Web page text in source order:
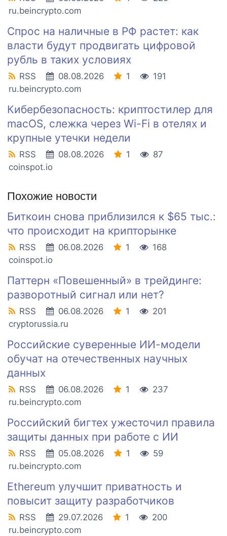
ru.beincrypto.com
Спрос на наличные в РФ растет: как
власти будут продвигать цифровой
рубль в таких условиях
RSS 08.08.2026 1
191
ru.beincrypto.com
Кибербезопасность: криптостилер для
macOS, слежка через Wi-Fi в отелях и
крупные утечки недели
RSS 08.08.2026 1
87
coinspot.io
Похожие новости
Биткоин снова приблизился к $65 тыс.:
что происходит на крипторынке
RSS 06.08.2026 1
168
coinspot.io
Паттерн «Повешенный» в трейдинге:
разворотный сигнал или нет?
RSS 06.08.2026 1
201
cryptorussia.ru
Российские суверенные ИИ-модели
обучат на отечественных научных
данных
RSS 06.08.2026 1
237
ru.beincrypto.com
Российский бигтех ужесточил правила
защиты данных при работе с ИИ
RSS 05.08.2026 1
59
ru.beincrypto.com
Ethereum улучшит приватность и
повысит защиту разработчиков
RSS 29.07.2026 1
200
ru.beincrypto.com